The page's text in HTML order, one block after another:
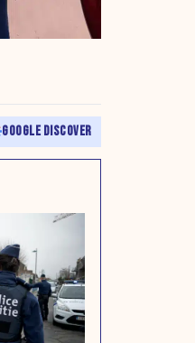
GOOGLE DISCOVER